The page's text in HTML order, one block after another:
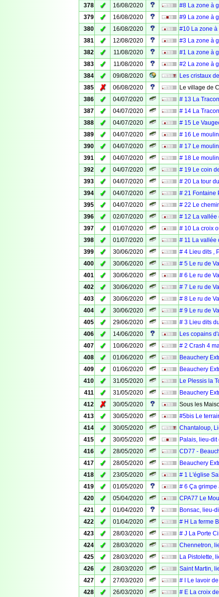
378
✓ 16/08/2020
#8 La zone à
379
✓ 16/08/2020
#9 La zone à
380
✓ 16/08/2020
#10 La zone
381
✓ 12/08/2020
#3 La zone à
382
✓ 11/08/2020
#1 La zone à
383
✓ 11/08/2020
#2 La zone à
384
✓ 09/08/2020
Les cristaux
385
✗ 06/08/2020
Le village de
386
✓ 04/07/2020
# 13 La
387
✓ 04/07/2020
# 14 La
388
✓ 04/07/2020
# 15 Le
389
✓ 04/07/2020
# 16 Le
390
✓ 04/07/2020
# 17 Le
391
✓ 04/07/2020
# 18 Le
392
✓ 04/07/2020
# 19 Le coin
393
✓ 04/07/2020
# 20 La tour
394
✓ 04/07/2020
# 21 Fontaine
395
✓ 04/07/2020
# 22 Le
396
✓ 02/07/2020
# 12 La vallée
397
✓ 01/07/2020
# 10 La croix
398
✓ 01/07/2020
# 11 La vallée
399
✓ 30/06/2020
# 4 Lieu dits ,
400
✓ 30/06/2020
# 5 Le ru de
401
✓ 30/06/2020
# 6 Le ru de
402
✓ 30/06/2020
# 7 Le ru de
403
✓ 30/06/2020
# 8 Le ru de
404
✓ 30/06/2020
# 9 Le ru de
405
✓ 29/06/2020
# 3 Lieu dits
406
✓ 14/06/2020
Les copains
407
✓ 10/06/2020
# 2 Crash 4
408
✓ 01/06/2020
Beauchery
409
✓ 01/06/2020
Beauchery
410
✓ 31/05/2020
Le Plessis la
411
✓ 31/05/2020
Beauchery
412
✗ 30/05/2020
Sous les
413
✓ 30/05/2020
#5bis Le
414
✓ 30/05/2020
Chantaloup,
415
✓ 30/05/2020
Palais, lieu-
416
✓ 28/05/2020
CD77 -
417
✓ 28/05/2020
Beauchery
418
✓ 23/05/2020
# 1 L'église
419
✓ 01/05/2020
# 6 Ça grimpe
420
✓ 05/04/2020
CPA77 Le
421
✓ 01/04/2020
Bonsac, lieu-
422
✓ 01/04/2020
# H La ferme
423
✓ 28/03/2020
# J La Porte
424
✓ 28/03/2020
Chennetron,
425
✓ 28/03/2020
La Pistolette,
426
✓ 28/03/2020
Saint Martin,
427
✓ 27/03/2020
# I Le lavoir
428
✓ 26/03/2020 # E La croix